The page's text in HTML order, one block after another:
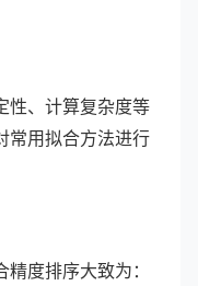
性、计算复杂度等
常用拟合方法进行
度排序大致为：